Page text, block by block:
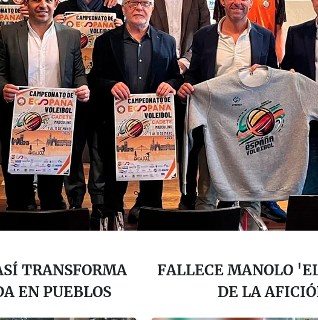
TRANSFORMA
EN PUEBLOS
FALLECE MANOLO
DE LA